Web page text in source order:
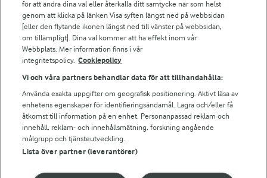
Följ oss
© 2026 Arla Foods
för att ändra dina val eller återkalla ditt samtycke när som helst
genom att klicka på länken Visa syften längst ned på webbsidan
[eller den flytande ikonen längst ned till vänster på webbsidan,
om tillämpligt]. Dina val kommer att ha effekt inom vår
Webbplats. Mer information finns i vår
integritetspolicy. Cookiepolicy
Vi och våra partners behandlar data för att tillhandahålla:
Använda exakta uppgifter om geografisk positionering. Aktivt läsa av
enhetens egenskaper för identifieringsändamål. Lagra och/eller få
åtkomst till information på en enhet. Personanpassad reklam och
innehåll, reklam- och innehållsmätning, forskning angående
målgrupp och tjänsteutveckling.
Lista över partner (leverantörer)